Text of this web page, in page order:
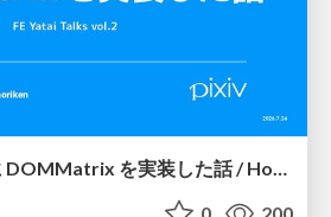
2年かけて Deno に DOMMatrix を実装した話 / How I implemented DOMMatrix in Deno over two years